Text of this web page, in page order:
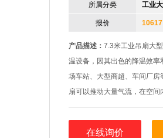
所属分类 工业
报价 10617
产品描述：7.3米工业吊扇大
温设备，因其出色的降温效
场车站、大型商超、车间厂
扇可以推动大量气流，在空
平运动，从而促进空间内整
面汗液蒸发，从而促进区域内
在线询价